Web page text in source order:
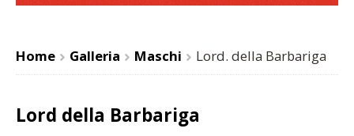
Home
>
Galleria
>
Maschi
>
Lord. della Barbariga
Lord della Barbariga